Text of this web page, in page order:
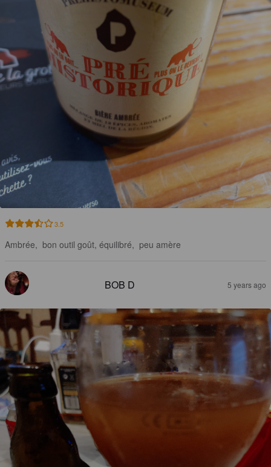
3.5
Ambrée,  bon outil goût, équilibré,  peu amère
BOB D 5 years ago